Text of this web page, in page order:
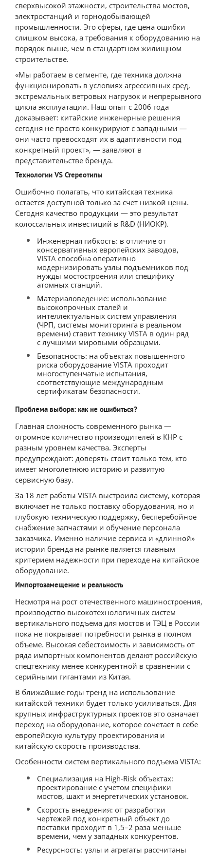
сверхвысокой этажности, строительства мостов,
электростанций и горнодобывающей
промышленности. Это сферы, где цена ошибки
слишком высока, а требования к оборудованию на
порядок выше, чем в стандартном жилищном
строительстве.
«Мы работаем в сегменте, где техника должна
функционировать в условиях агрессивных сред,
экстремальных ветровых нагрузок и непрерывного
цикла эксплуатации. Наш опыт с 2006 года
доказывает: китайские инженерные решения
сегодня не просто конкурируют с западными —
они часто превосходят их в адаптивности под
конкретный проект», — заявляют в
представительстве бренда.
Технологии VS Стереотипы
Ошибочно полагать, что китайская техника
остается доступной только за счет низкой цены.
Сегодня качество продукции — это результат
колоссальных инвестиций в R&D (НИОКР).
Инженерная гибкость: в отличие от
консервативных европейских заводов,
VISTA способна оперативно
модернизировать узлы подъемников под
нужды мостостроения или специфику
атомных станций.
Материаловедение: использование
высокопрочных сталей и
интеллектуальных систем управления
(ЧРП, системы мониторинга в реальном
времени) ставит технику VISTA в один ряд
с лучшими мировыми образцами.
Безопасность: на объектах повышенного
риска оборудование VISTA проходит
многоступенчатые испытания,
соответствующие международным
сертификатам безопасности.
Проблема выбора: как не ошибиться?
Главная сложность современного рынка —
огромное количество производителей в КНР с
разным уровнем качества. Эксперты
предупреждают: доверять стоит только тем, кто
имеет многолетнюю историю и развитую
сервисную базу.
За 18 лет работы VISTA выстроила систему, которая
включает не только поставку оборудования, но и
глубокую техническую поддержку, бесперебойное
снабжение запчастями и обучение персонала
заказчика. Именно наличие сервиса и «длинной»
истории бренда на рынке является главным
критерием надежности при переходе на китайское
оборудование.
Импортозамещение и реальность
Несмотря на рост отечественного машиностроения,
производство высокотехнологичных систем
вертикального подъема для мостов и ТЭЦ в России
пока не покрывает потребности рынка в полном
объеме. Высокая себестоимость и зависимость от
ряда импортных компонентов делают российскую
спецтехнику менее конкурентной в сравнении с
серийными гигантами из Китая.
В ближайшие годы тренд на использование
китайской техники будет только усиливаться. Для
крупных инфраструктурных проектов это означает
переход на оборудование, которое сочетает в себе
европейскую культуру проектирования и
китайскую скорость производства.
Особенности систем вертикального подъема VISTA:
Специализация на High-Risk объектах:
проектирование с учетом специфики
мостов, шахт и энергетических установок.
Скорость внедрения: от разработки
чертежей под конкретный объект до
поставки проходит в 1,5–2 раза меньше
времени, чем у западных конкурентов.
Ресурсность: узлы и агрегаты рассчитаны